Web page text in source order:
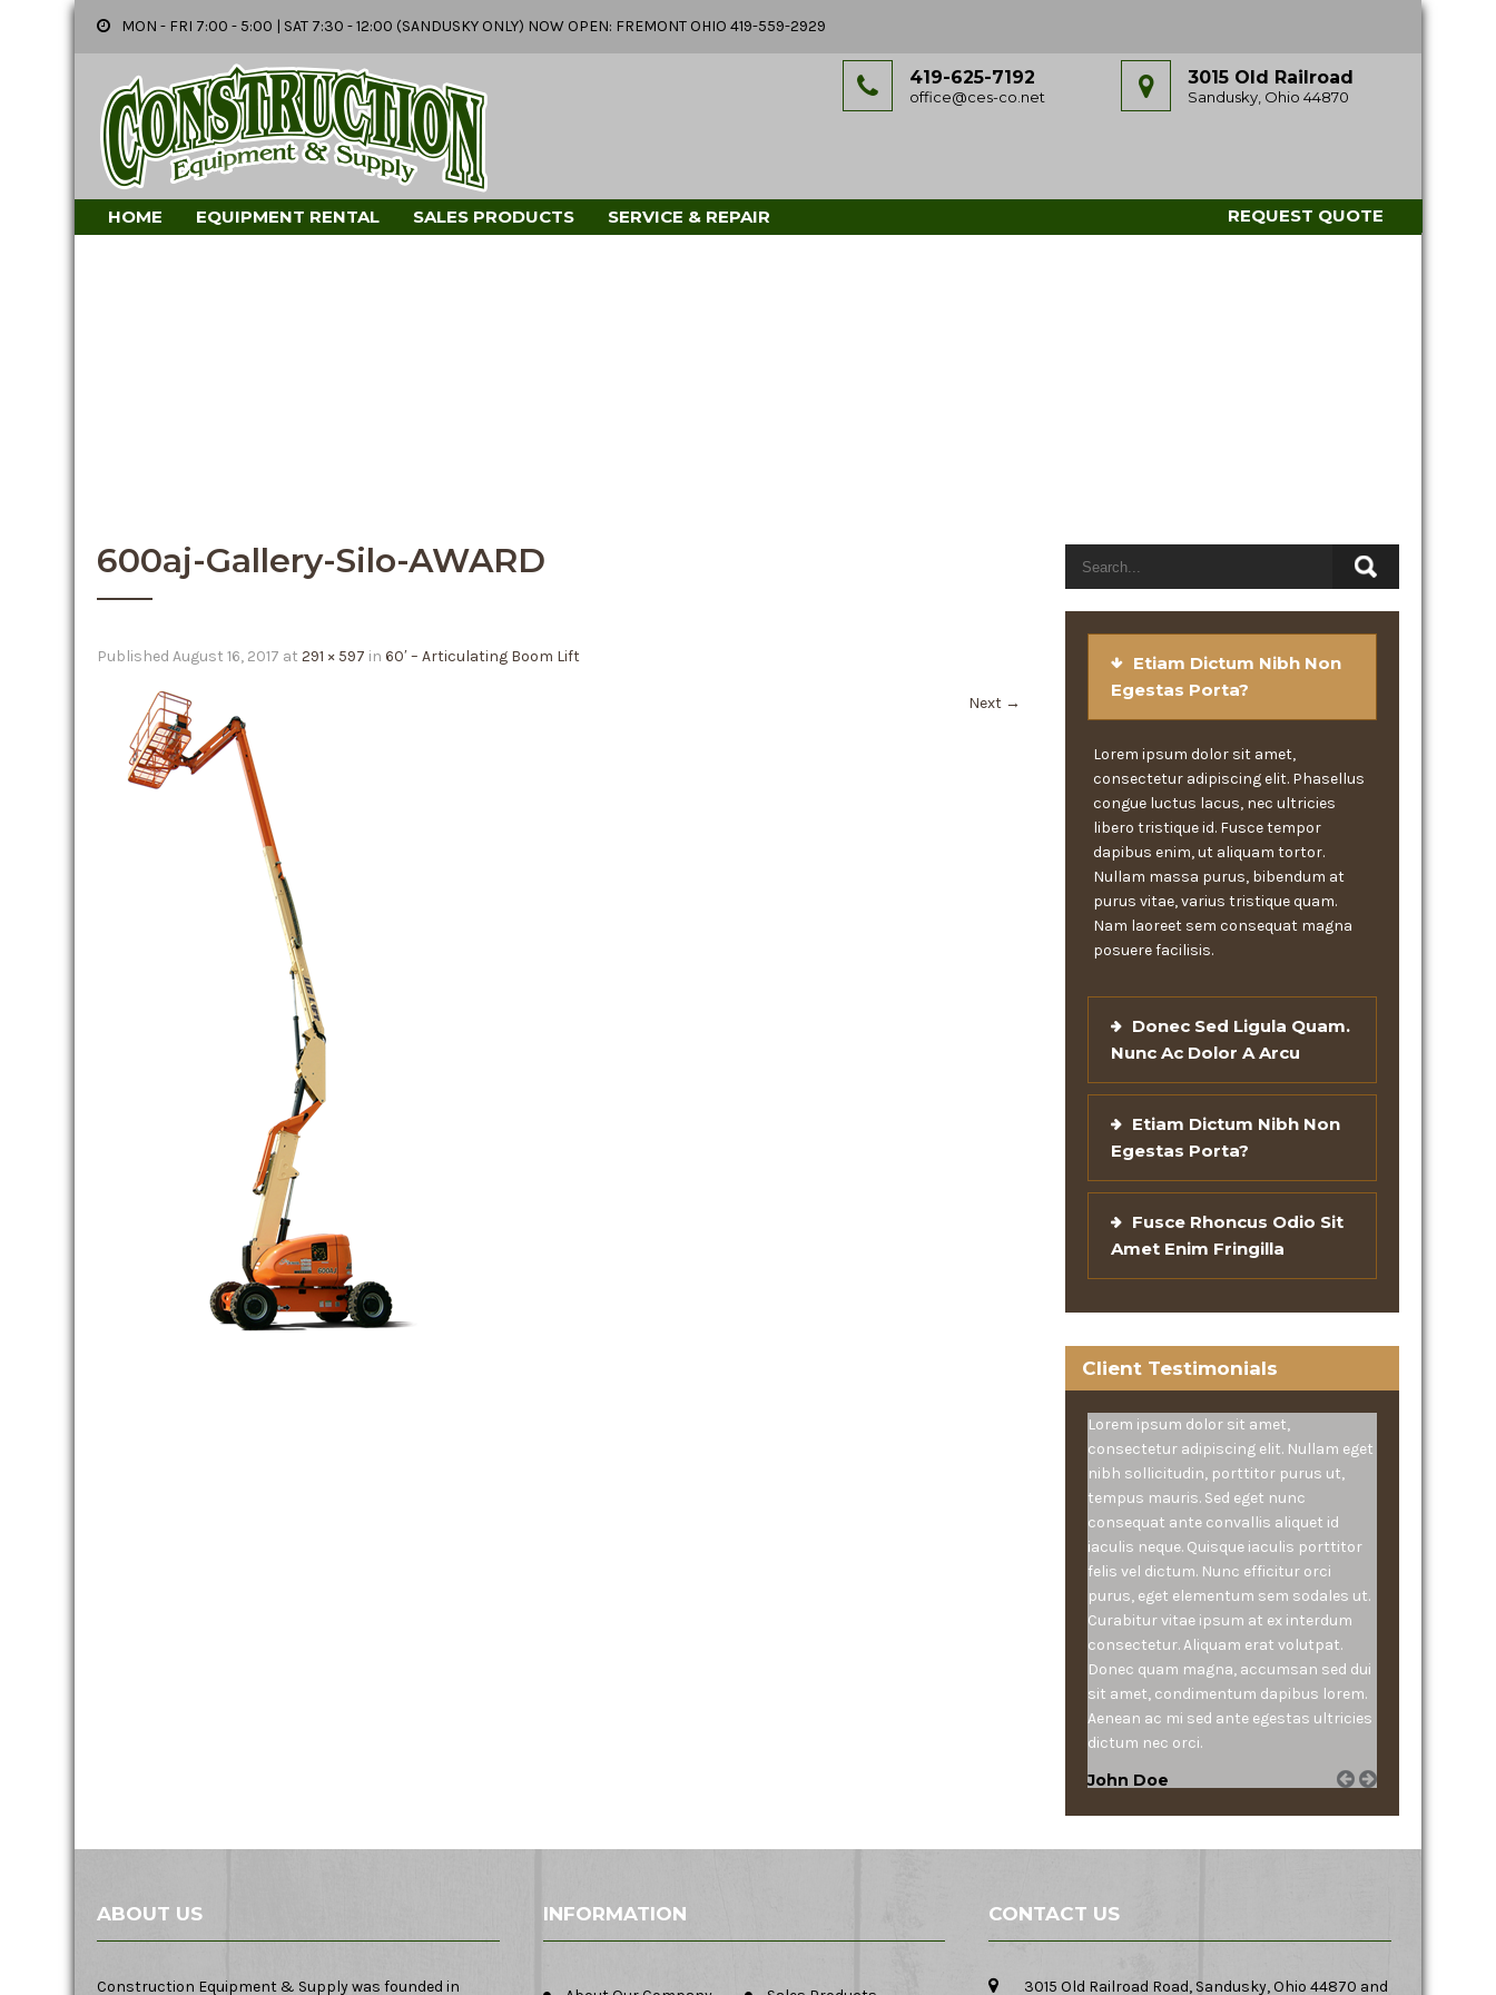
MON - FRI 7:00 - 5:00 | SAT 7:30 - 12:00 (SANDUSKY ONLY) NOW OPEN: FREMONT OHIO 419-559-2929
3015 Old Railroad
Sandusky, Ohio 44870
419-625-7192
office@ces-co.net
HOME EQUIPMENT RENTAL SALES PRODUCTS SERVICE & REPAIR REQUEST QUOTE
600aj-Gallery-Silo-AWARD
Published August 16, 2017 at 291 × 597 in 60′ – Articulating Boom Lift
Next →
Etiam Dictum Nibh Non
Egestas Porta?
Lorem ipsum dolor sit amet,
consectetur adipiscing elit. Phasellus
congue luctus lacus, nec ultricies
libero tristique id. Fusce tempor
dapibus enim, ut aliquam tortor.
Nullam massa purus, bibendum at
purus vitae, varius tristique quam.
Nam laoreet sem consequat magna
posuere facilisis.
Donec Sed Ligula Quam.
Nunc Ac Dolor A Arcu
Etiam Dictum Nibh Non
Egestas Porta?
Fusce Rhoncus Odio Sit
Amet Enim Fringilla
Client Testimonials
Lorem ipsum dolor sit amet,
consectetur adipiscing elit. Nullam eget
nibh sollicitudin, porttitor purus ut,
tempus mauris. Sed eget nunc
consequat ante convallis aliquet id
iaculis neque. Quisque iaculis porttitor
felis vel dictum. Nunc efficitur orci
purus, eget elementum sem sodales ut.
Curabitur vitae ipsum at ex interdum
consectetur. Aliquam erat volutpat.
Donec quam magna, accumsan sed dui
sit amet, condimentum dapibus lorem.
Aenean ac mi sed ante egestas ultricies
dictum nec orci.
John Doe
ABOUT US
Construction Equipment & Supply was founded in
INFORMATION CONTACT US
3015 Old Railroad Road, Sandusky, Ohio 44870 and